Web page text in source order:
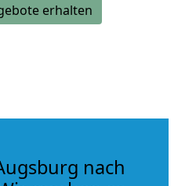
erhalten
nach